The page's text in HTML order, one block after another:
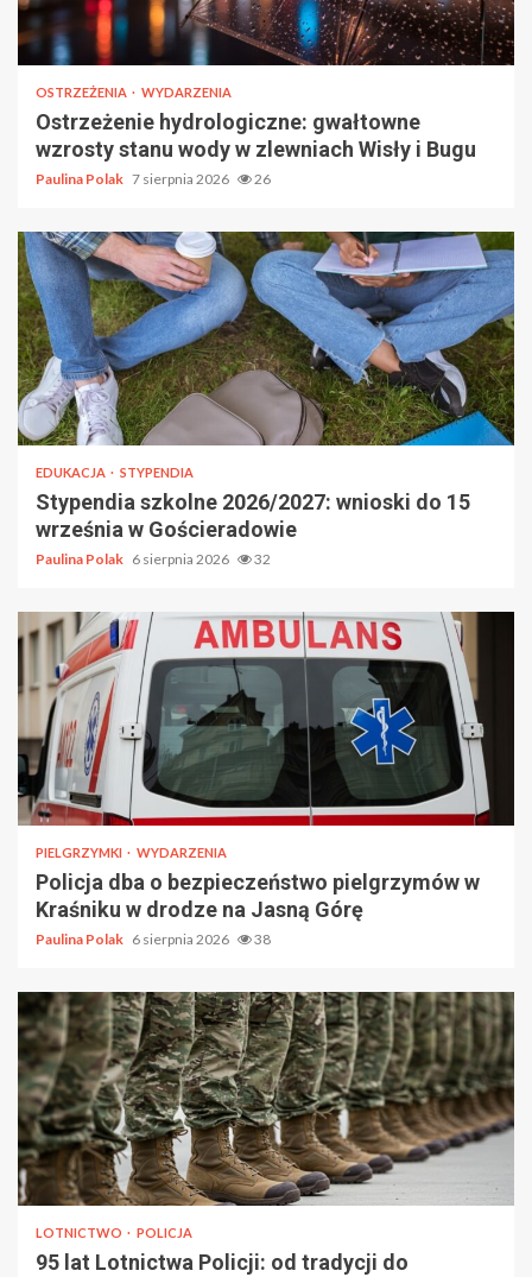
OSTRZEŻENIA WYDARZENIA
Ostrzeżenie hydrologiczne: gwałtowne
wzrosty stanu wody w zlewniach Wisły i Bugu
Paulina Polak 7 sierpnia 2026 26
EDUKACJA STYPENDIA
Stypendia szkolne 2026/2027: wnioski do 15
września w Gościeradowie
Paulina Polak 6 sierpnia 2026 32
PIELGRZYMKI WYDARZENIA
Policja dba o bezpieczeństwo pielgrzymów w
Kraśniku w drodze na Jasną Górę
Paulina Polak 6 sierpnia 2026 38
LOTNICTWO POLICJA
95 lat Lotnictwa Policji: od tradycji do